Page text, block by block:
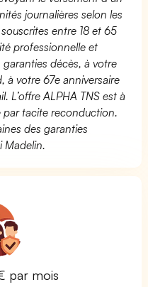
journalières selon les
entre 18 et 65
professionnelle et
décès, à votre
à votre 67e anniversaire
L’offre ALPHA TNS est à
par tacite reconduction.
des garanties
Madelin.
par mois